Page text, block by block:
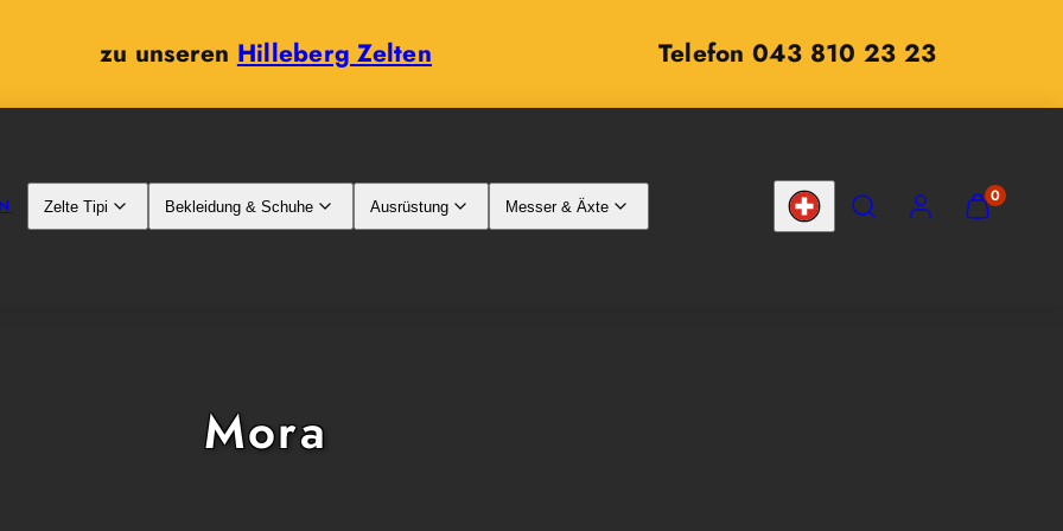
zu unseren Hilleberg Zelten Telefon 043 810 23 23
Zelte Tipi Bekleidung & Schuhe Ausrüstung Messer & Äxte Land/Region
SUCHEN
MEINEN
0
Mora